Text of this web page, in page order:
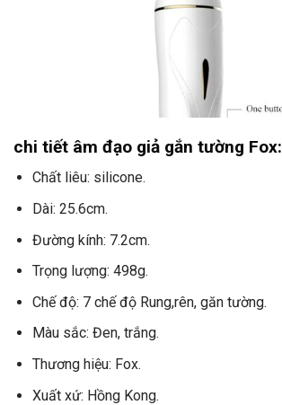
chi tiết âm đạo giả gắn tường Fox:
Chất liêu: silicone.
Dài: 25.6cm.
Đường kính: 7.2cm.
Trọng lượng: 498g.
Chế độ: 7 chế độ Rung,rên, găn tường.
Màu sắc: Đen, trắng.
Thương hiệu: Fox.
Xuất xứ: Hồng Kong.